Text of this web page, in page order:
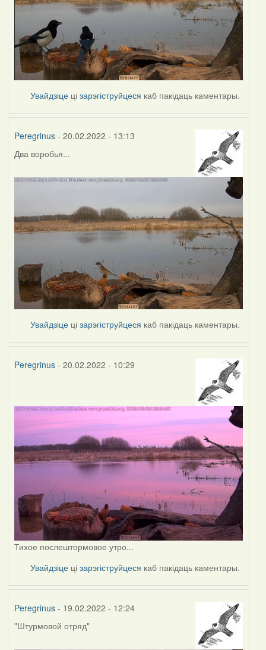
Увайдзіце цізарэгіструйцеся каб пакідаць каментары.
Peregrinus- 20.02.2022 - 13:13
Два воробья...
Увайдзіце цізарэгіструйцеся каб пакідаць каментары.
Peregrinus- 20.02.2022 - 10:29
Тихое послештормовое утро...
Увайдзіце цізарэгіструйцеся каб пакідаць каментары.
Peregrinus- 19.02.2022 - 12:24
"Штурмовой отряд"